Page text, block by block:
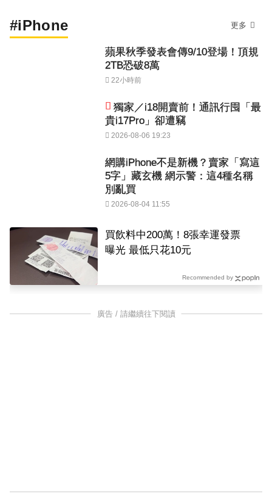
#iPhone 更多
蘋果秋季發表會傳9/10登場！頂規
2TB恐破8萬
22小時前
獨家／i18開賣前！通訊行囤「最
貴i17Pro」卻遭竊
2026-08-06 19:23
網購iPhone不是新機？賣家「寫這
5字」藏玄機 網示警：這4種名稱
別亂買
2026-08-04 11:55
買飲料中200萬！8張幸運發票
曝光 最低只花10元
Recommended by
廣告 / 請繼續往下閱讀